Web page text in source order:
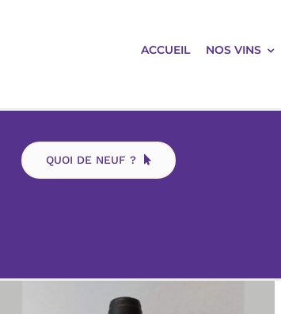
ACCUEIL NOS VINS
QUOI DE NEUF ?